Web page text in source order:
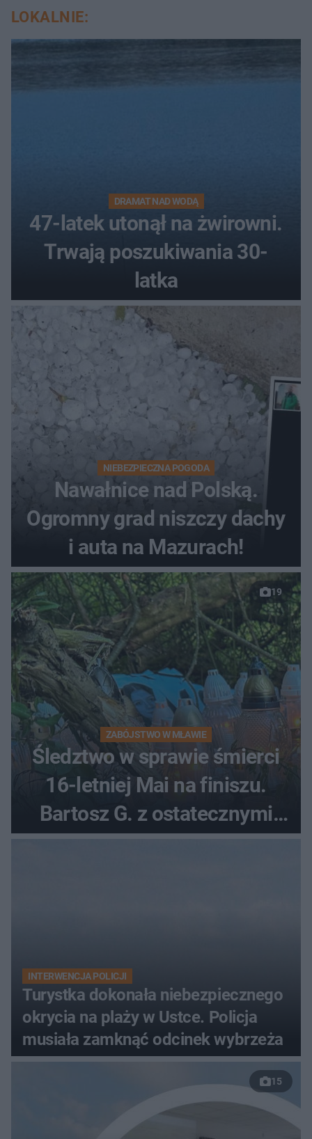
LOKALNIE:
DRAMAT NAD WODĄ
47-latek utonął na żwirowni.
Trwają poszukiwania 30-
latka
NIEBEZPIECZNA POGODA
Nawałnice nad Polską.
Ogromny grad niszczy dachy
i auta na Mazurach!
19
ZABÓJSTWO W MŁAWIE
Śledztwo w sprawie śmierci
16-letniej Mai na finiszu.
Bartosz G. z ostatecznymi
zarzutami
INTERWENCJA POLICJI
Turystka dokonała niebezpiecznego
okrycia na plaży w Ustce. Policja
musiała zamknąć odcinek wybrzeża
15